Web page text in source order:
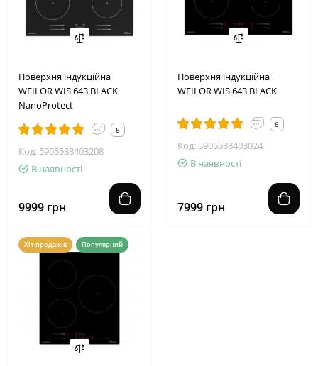
Поверхня індукційна
WEILOR WIS 643 BLACK
NanoProtect
6
Код: 5905538403208
В наявності
9999 грн
Поверхня індукційна
WEILOR WIS 643 BLACK
6
Код: 5905538403024
В наявності
7999 грн
Хіт продажів Популярний